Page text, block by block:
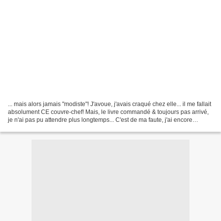
... mais alors jamais "modiste"! J'avoue, j'avais craqué chez elle... il me fallait
absolument CE couvre-chef! Mais, le livre commandé & toujours pas arrivé,
je n'ai pas pu attendre plus longtemps... C'est de ma faute, j'ai encore